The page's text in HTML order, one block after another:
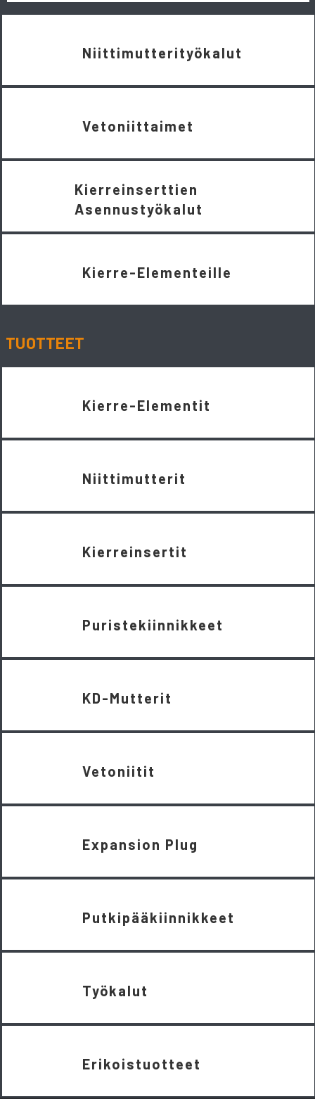
Niittimutterityökalut
Vetoniittaimet
Kierreinserttien
Asennustyökalut
Kierre-Elementeille
TUOTTEET
Kierre-Elementit
Niittimutterit
Kierreinsertit
Puristekiinnikkeet
KD-Mutterit
Vetoniitit
Expansion Plug
Putkipääkiinnikkeet
Työkalut
Erikoistuotteet